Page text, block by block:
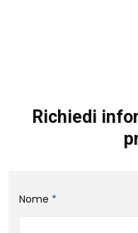
Richiedi
Nome *